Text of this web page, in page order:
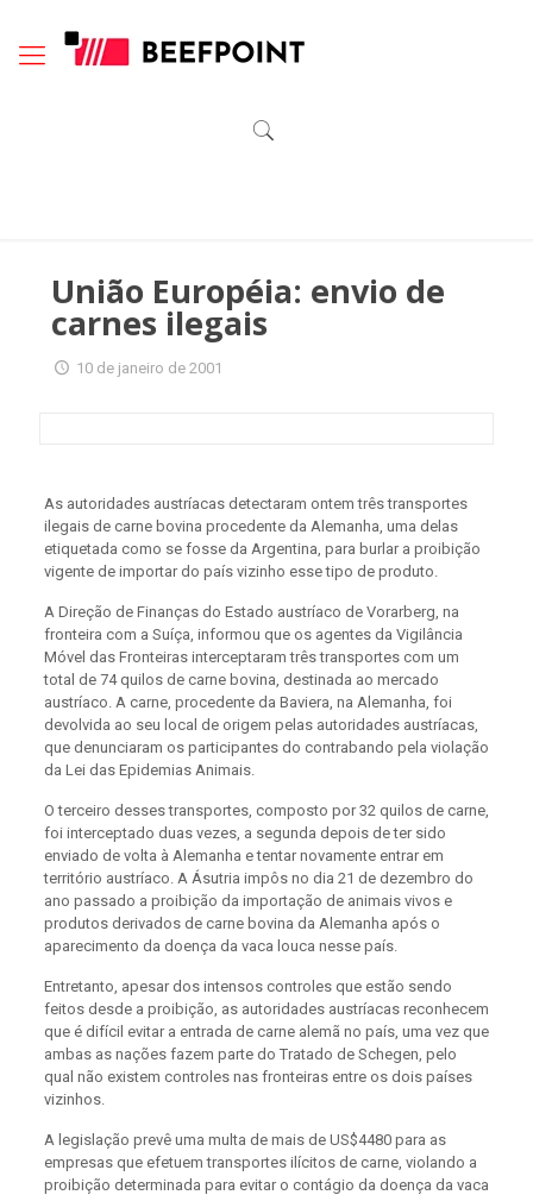
União Européia: envio de
carnes ilegais
10 de janeiro de 2001
As autoridades austríacas detectaram ontem três transportes
ilegais de carne bovina procedente da Alemanha, uma delas
etiquetada como se fosse da Argentina, para burlar a proibição
vigente de importar do país vizinho esse tipo de produto.
A Direção de Finanças do Estado austríaco de Vorarberg, na
fronteira com a Suíça, informou que os agentes da Vigilância
Móvel das Fronteiras interceptaram três transportes com um
total de 74 quilos de carne bovina, destinada ao mercado
austríaco. A carne, procedente da Baviera, na Alemanha, foi
devolvida ao seu local de origem pelas autoridades austríacas,
que denunciaram os participantes do contrabando pela violação
da Lei das Epidemias Animais.
O terceiro desses transportes, composto por 32 quilos de carne,
foi interceptado duas vezes, a segunda depois de ter sido
enviado de volta à Alemanha e tentar novamente entrar em
território austríaco. A Ásutria impôs no dia 21 de dezembro do
ano passado a proibição da importação de animais vivos e
produtos derivados de carne bovina da Alemanha após o
aparecimento da doença da vaca louca nesse país.
Entretanto, apesar dos intensos controles que estão sendo
feitos desde a proibição, as autoridades austríacas reconhecem
que é difícil evitar a entrada de carne alemã no país, uma vez que
ambas as nações fazem parte do Tratado de Schegen, pelo
qual não existem controles nas fronteiras entre os dois países
vizinhos.
A legislação prevê uma multa de mais de US$4480 para as
empresas que efetuem transportes ilícitos de carne, violando a
proibição determinada para evitar o contágio da doença da vaca